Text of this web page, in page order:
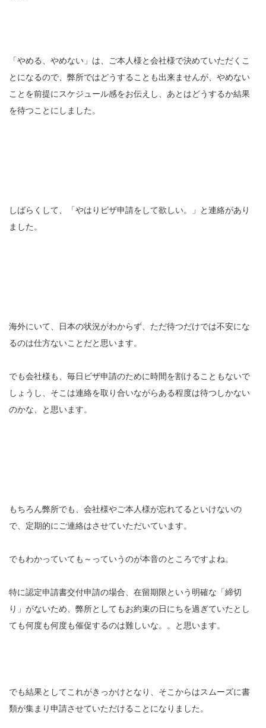
「やめる、やめない」は、ご本人様と会社様で決めていただくこ
とになるので、弊所ではどうすることも出来ませんが、やめない
ことを前提にスケジュール感をお伝えし、あとはどうするか結果
を待つことにしました。
しばらくして、「やはりビザ申請をして欲しい。」と連絡があり
ました。
海外にいて、日本の状況がわからず、ただ待つだけでは不安にな
るのは仕方ないことだと思います。
でも会社様も、毎日ビザ申請のために時間を割けることもないで
しょうし、そこは連絡を取り合いながらある程度は待つしかない
のかな、と思います。
もちろん弊所でも、会社様やご本人様が忘れてるといけないの
で、定期的にご連絡はさせていただいています。
でもわかっていても～っていうのが本音のところですよね。
特に認定申請書交付申請の場合、在留期限という明確な「締切
り」がないため、弊所としてもお約束の日にちを過ぎていたとし
ても何度も何度も催促するのは難しいな。。と思います。
でも結果としてこれがきっかけとなり、そこからはスムーズに書
類が集まり申請させていただけることになりました。